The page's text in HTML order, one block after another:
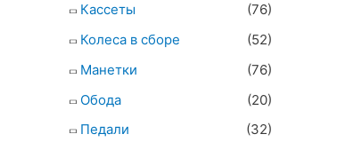
Кассеты
(76)
Колеса в сборе
(52)
Манетки
(76)
Обода
(20)
Педали
(32)